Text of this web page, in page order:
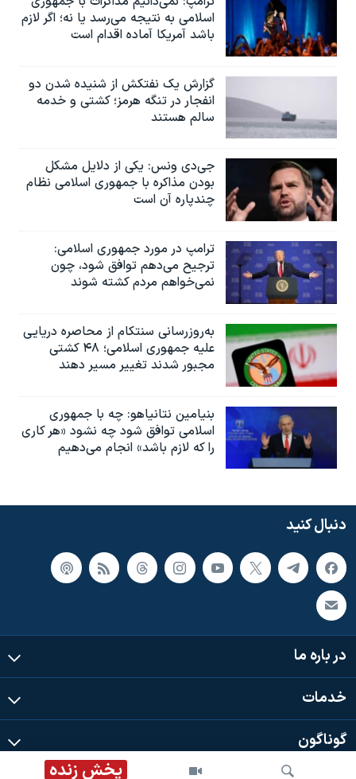
پخش زنده
اسلامی به نتیجه می‌رسد یا نه؛ اگر لازم
باشد آمریکا آماده اقدام است
گزارش یک نفتکش از شنیده شدن دو
انفجار در تنگه هرمز؛ کشتی و خدمه
سالم هستند
جی‌دی ونس: یکی از دلایل مشکل
بودن مذاکره با جمهوری اسلامی نظام
چندپاره آن است
ترامپ در مورد جمهوری اسلامی:
ترجیح می‌دهم توافق شود، چون
نمی‌خواهم مردم کشته شوند
به‌روزرسانی سنتکام از محاصره دریایی
علیه جمهوری اسلامی؛ ۴۸ کشتی
مجبور شدند تغییر مسیر دهند
بنیامین نتانیاهو: چه با جمهوری
اسلامی توافق شود چه نشود «هر کاری
را که لازم باشد» انجام می‌دهیم
دنبال کنید
در باره ما
خدمات
گوناگون